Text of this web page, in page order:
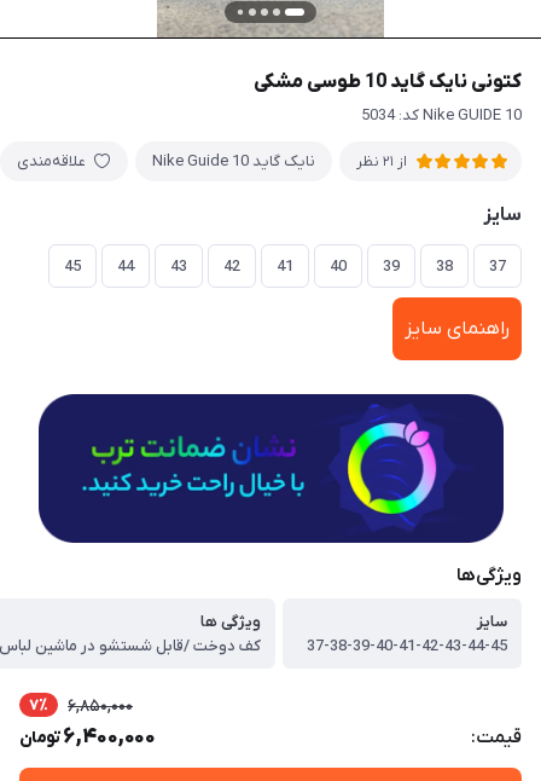
کتونی نایک گاید 10 طوسی مشکی
Nike GUIDE 10 کد: 5034
از 21 نظر نایک گاید 10 Nike Guide علاقه‌مندی
سایز
37
38
39
40
41
42
43
44
45
راهنمای سایز
ویژگی‌ها
سایز
37-38-39-40-41-42-43-44-45
ویژگی ها
قیمت:
6,850,000 7٪
6,400,000تومان